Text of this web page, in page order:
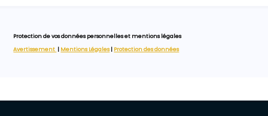
Protection de vos données personnelles et mentions légales
Avertissement | Mentions Légales| Protection des données